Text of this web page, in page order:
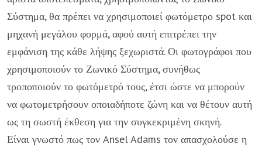
Σύστημα, θα πρέπει να χρησιμοποιεί φωτόμετρο spot και
μηχανή μεγάλου φορμά, αφού αυτή επιτρέπει την
εμφάνιση της κάθε λήψης ξεχωριστά. Οι φωτογράφοι που
χρησιμοποιούν το Ζωνικό Σύστημα, συνήθως
τροποποιούν το φωτόμετρό τους, έτσι ώστε να μπορούν
να φωτομετρήσουν οποιαδήποτε ζώνη και να θέτουν αυτή
ως τη σωστή έκθεση για την συγκεκριμένη σκηνή.
Είναι γνωστό πως τον Ansel Adams τον απασχολούσε η